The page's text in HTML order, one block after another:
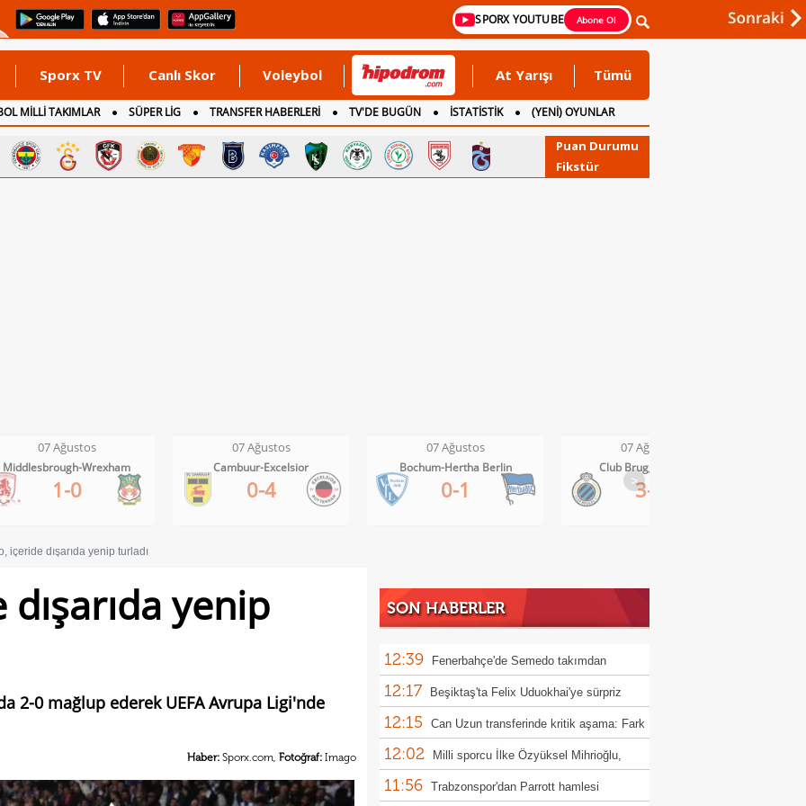
SPORX YOUTUBE Abone Ol
Sporx TV Canlı Skor Voleybol At Yarışı Tümü
MİLLİ TAKIMLAR SÜPER LİG TRANSFER HABERLERİ TV'DE BUGÜN İSTATİSTİK
(YENİ) OYUNLAR
Puan Durumu
Fikstür
07 Ağustos
Cambuur-Excelsior
0-4
07 Ağustos
Bochum-Hertha Berlin
0-1
07 Ağustos
Club Brugge-Kortrijk
3-0
07 Ağustos
Altach-WSG Tirol
3-1
>
içeride dışarıda yenip turladı
yenip
2-0 mağlup ederek UEFA Avrupa Ligi'nde
Haber: Sporx.com, Fotoğraf: Imago
SON HABERLER
12:39 Fenerbahçe'de Semedo takımdan
ayrılabilir! İşte nedeni
12:17 Beşiktaş'ta Felix Uduokhai'ye sürpriz
talip!
12:15 Can Uzun transferinde kritik aşama: Fark
5 milyon euro
12:02 Milli sporcu İlke Özyüksel Mihrioğlu,
Avrupa şampiyonu oldu
11:56 Trabzonspor'dan Parrott hamlesi